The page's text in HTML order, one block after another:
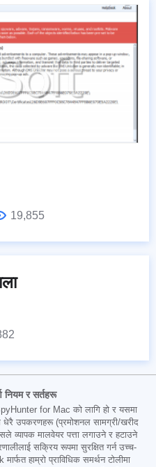
19,855
नियम र सर्तहरू
for Mac को लागि हो र यसमा
धेरै उपकरणहरू (प्रमोशनल सामग्री/खरीद
व्यापक मालवेयर पत्ता लगाउने र हटाउने
सक्रिय रूपमा सुरक्षित गर्न उच्च-
हाम्रो प्राविधिक समर्थन टोलीमा